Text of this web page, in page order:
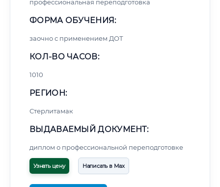
профессиональная переподготовка
ФОРМА ОБУЧЕНИЯ:
заочно с применением ДОТ
КОЛ-ВО ЧАСОВ:
1010
РЕГИОН:
Стерлитамак
ВЫДАВАЕМЫЙ ДОКУМЕНТ:
диплом о профессиональной переподготовке
Узнать цену Написать в Max